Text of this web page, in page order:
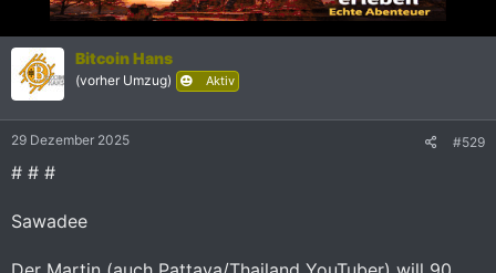
o
n
e
n
:
Bitcoin Hans
(vorher Umzug) Aktiv
29 Dezember 2025 #529
# # #
Sawadee